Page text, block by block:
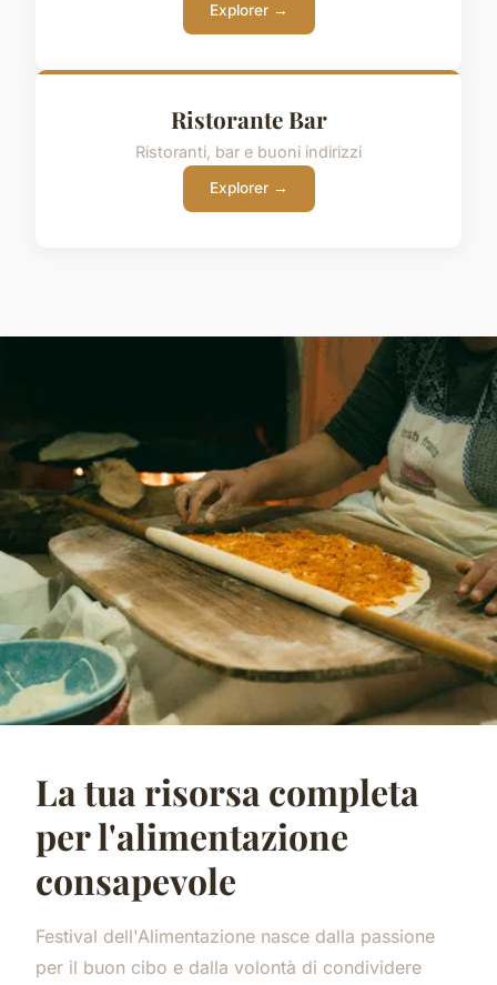
Explorer →
Ristorante Bar
Ristoranti, bar e buoni indirizzi
Explorer →
La tua risorsa completa
per l'alimentazione
consapevole
Festival dell'Alimentazione nasce dalla passione
per il buon cibo e dalla volontà di condividere